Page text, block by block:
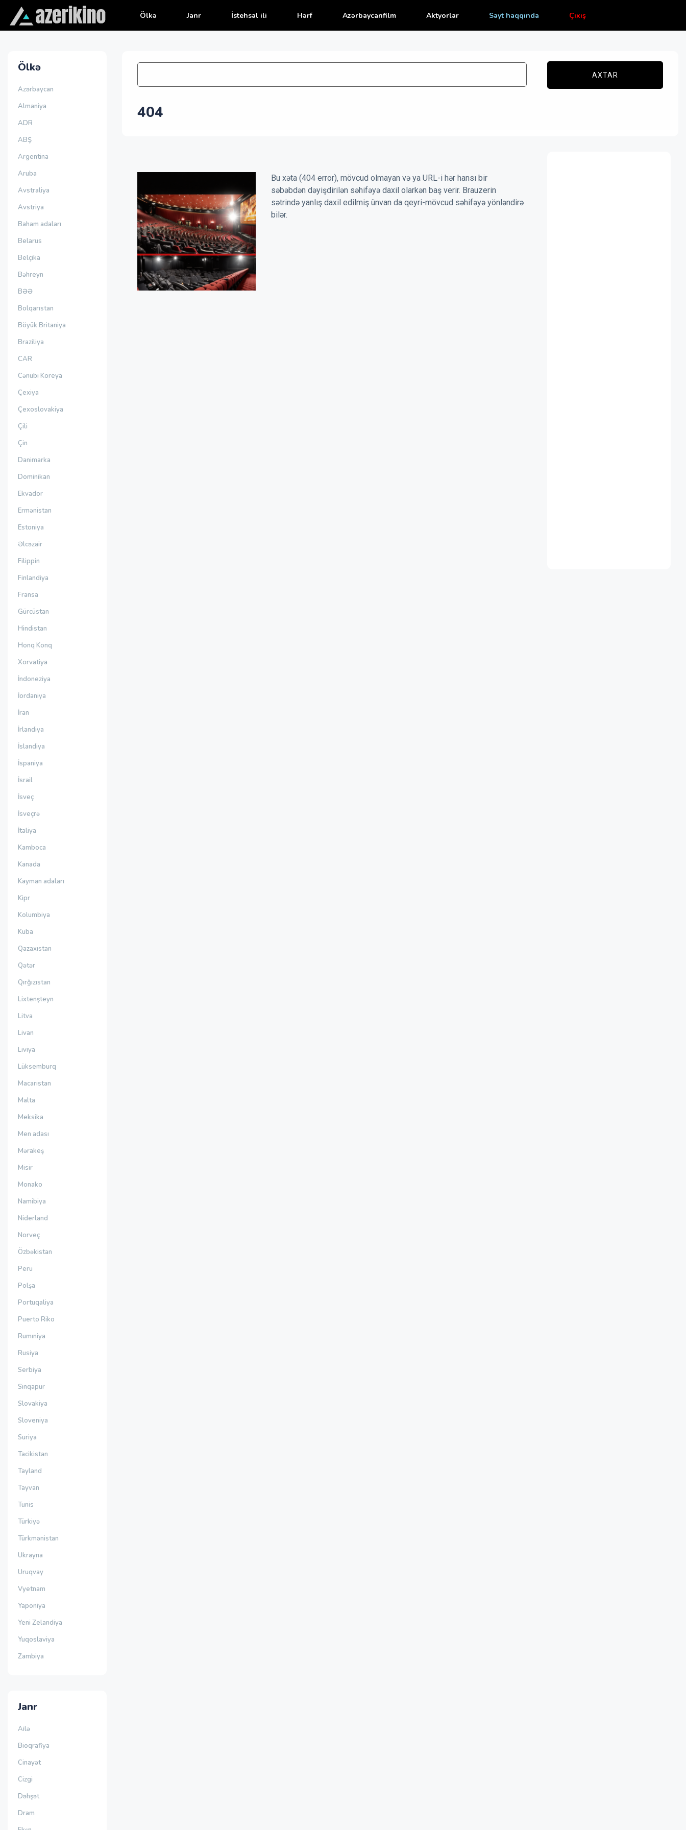
Ölkə Janr İstehsal ili Hərf Azərbaycanfilm Aktyorlar Sayt haqqında Çıxış
Ölkə
Azərbaycan
Almaniya
ADR
ABŞ
Argentina
Aruba
Avstraliya
Avstriya
Baham adaları
Belarus
Belçika
Bəhreyn
BƏƏ
Bolqarıstan
Böyük Britaniya
Braziliya
CAR
Cənubi Koreya
Çexiya
Çexoslovakiya
Çili
Çin
Danimarka
Dominikan
Ekvador
Ermənistan
Estoniya
Əlcəzair
Filippin
Finlandiya
Fransa
Gürcüstan
Hindistan
Honq Konq
Xorvatiya
İndoneziya
İordaniya
İran
İrlandiya
İslandiya
İspaniya
İsrail
İsveç
İsveçrə
İtaliya
Kamboca
Kanada
Kayman adaları
Kipr
Kolumbiya
Kuba
Qazaxıstan
Qətər
Qırğızıstan
Lixtenşteyn
Litva
Livan
Liviya
Lüksemburq
Macarıstan
Malta
Meksika
Men adası
Mərakeş
Misir
Monako
Namibiya
Niderland
Norveç
Özbəkistan
Peru
Polşa
Portuqaliya
Puerto Riko
Rumıniya
Rusiya
Serbiya
Sinqapur
Slovakiya
Sloveniya
Suriya
Tacikistan
Tayland
Tayvan
Tunis
Türkiyə
Türkmənistan
Ukrayna
Uruqvay
Vyetnam
Yaponiya
Yeni Zelandiya
Yuqoslaviya
Zambiya
Janr
Ailə
Bioqrafiya
Cinayət
Cizgi
Dəhşət
Dram
AXTAR
404
Bu xəta (404 error), mövcud olmayan və ya URL-i hər hansı bir
səbəbdən dəyişdirilən səhifəyə daxil olarkən baş verir. Brauzerin
sətrində yanlış daxil edilmiş ünvan da qeyri-mövcud səhifəyə yönləndirə
bilər.